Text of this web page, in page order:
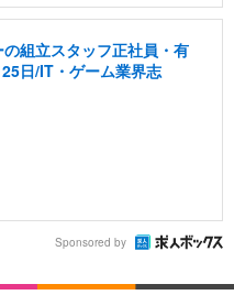
組立スタッフ正社員・有
日/IT・ゲーム業界志
Sponsored by